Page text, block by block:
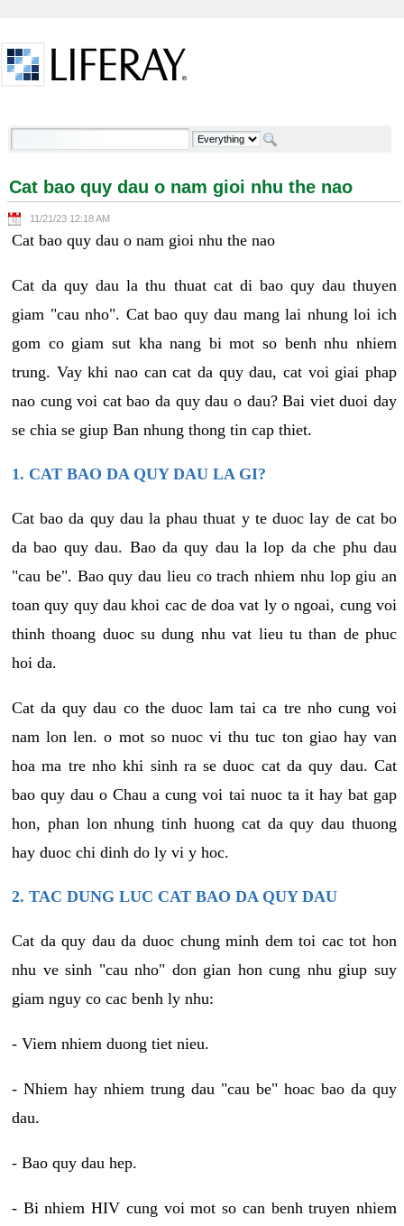
Cat bao quy dau o nam gioi nhu the nao - Welcome
Cat bao quy dau o nam gioi nhu the nao
11/21/23 12:18 AM
Cat bao quy dau o nam gioi nhu the nao
Cat da quy dau la thu thuat cat di bao quy dau thuyen
giam "cau nho". Cat bao quy dau mang lai nhung loi ich
gom co giam sut kha nang bi mot so benh nhu nhiem
trung. Vay khi nao can cat da quy dau, cat voi giai phap
nao cung voi cat bao da quy dau o dau? Bai viet duoi day
se chia se giup Ban nhung thong tin cap thiet.
1. CAT BAO DA QUY DAU LA GI?
Cat bao da quy dau la phau thuat y te duoc lay de cat bo
da bao quy dau. Bao da quy dau la lop da che phu dau
"cau be". Bao quy dau lieu co trach nhiem nhu lop giu an
toan quy quy dau khoi cac de doa vat ly o ngoai, cung voi
thinh thoang duoc su dung nhu vat lieu tu than de phuc
hoi da.
Cat da quy dau co the duoc lam tai ca tre nho cung voi
nam lon len. o mot so nuoc vi thu tuc ton giao hay van
hoa ma tre nho khi sinh ra se duoc cat da quy dau. Cat
bao quy dau o Chau a cung voi tai nuoc ta it hay bat gap
hon, phan lon nhung tinh huong cat da quy dau thuong
hay duoc chi dinh do ly vi y hoc.
2. TAC DUNG LUC CAT BAO DA QUY DAU
Cat da quy dau da duoc chung minh dem toi cac tot hon
nhu ve sinh "cau nho" don gian hon cung nhu giup suy
giam nguy co cac benh ly nhu:
- Viem nhiem duong tiet nieu.
- Nhiem hay nhiem trung dau "cau be" hoac bao da quy
dau.
- Bao quy dau hep.
- Bi nhiem HIV cung voi mot so can benh truyen nhiem